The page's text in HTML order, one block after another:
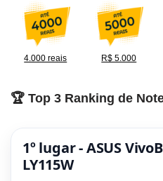
4.000 reais R$ 5.000
🏆 Top 3 Ranking de
1º lugar - ASUS
LY115W